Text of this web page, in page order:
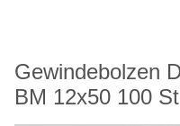
Gewindebolzen
BM 12x50 100